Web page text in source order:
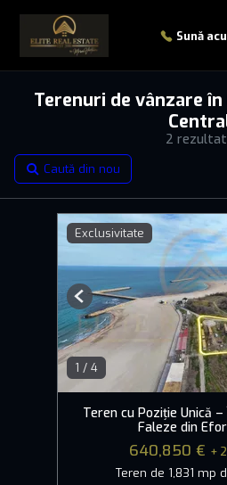
Sună
2
Terenuri de vânzare
Caută din nou
Exclusivitate
1 / 4
Previous
Teren cu Poziție Unică
Faleze din
640,850 € +
Teren de 1,831 mp